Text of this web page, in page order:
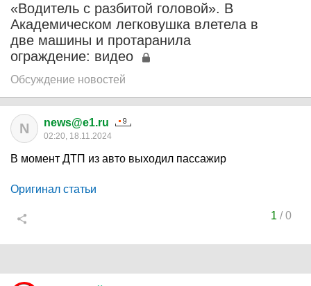
«Водитель с разбитой головой». В
Академическом легковушка влетела в
две машины и протаранила
ограждение: видео
Обсуждение новостей
N news@e1.ru
02:20, 18.11.2024
В момент ДТП из авто выходил пассажир
Оригинал статьи
1 /0